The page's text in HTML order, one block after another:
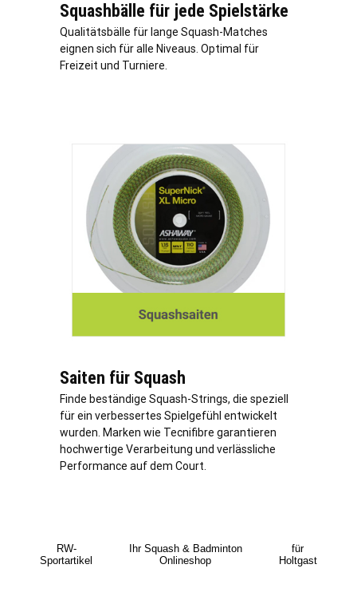
Squashbälle für jede Spielstärke
Qualitätsbälle für lange Squash-Matches
eignen sich für alle Niveaus. Optimal für
Freizeit und Turniere.
Saiten für Squash
Finde beständige Squash-Strings, die speziell
für ein verbessertes Spielgefühl entwickelt
wurden. Marken wie Tecnifibre garantieren
hochwertige Verarbeitung und verlässliche
Performance auf dem Court.
RW-
Sportartikel
Ihr Squash & Badminton
Onlineshop
für
Holtgast